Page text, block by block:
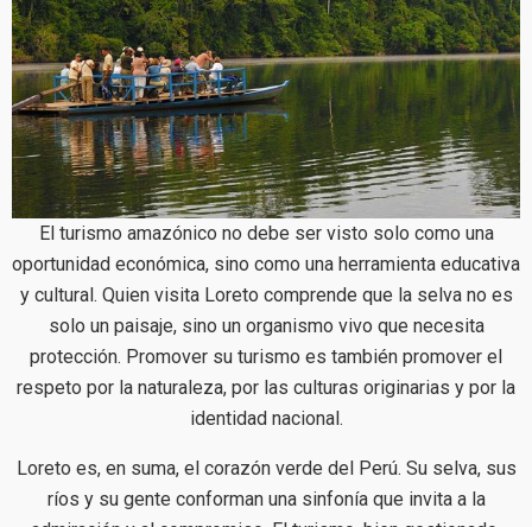
El turismo amazónico no debe ser visto solo como una
oportunidad económica, sino como una herramienta educativa
y cultural. Quien visita Loreto comprende que la selva no es
solo un paisaje, sino un organismo vivo que necesita
protección. Promover su turismo es también promover el
respeto por la naturaleza, por las culturas originarias y por la
identidad nacional.
Loreto es, en suma, el corazón verde del Perú. Su selva, sus
ríos y su gente conforman una sinfonía que invita a la